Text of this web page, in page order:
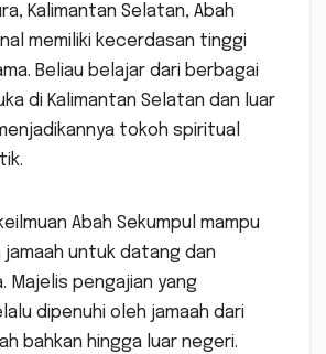
Kalimantan Selatan, Abah
memiliki kecerdasan tinggi
Beliau belajar dari berbagai
di Kalimantan Selatan dan luar
tokoh spiritual
Abah Sekumpul mampu
jamaah untuk datang dan
Majelis pengajian yang
dipenuhi oleh jamaah dari
bahkan hingga luar negeri.